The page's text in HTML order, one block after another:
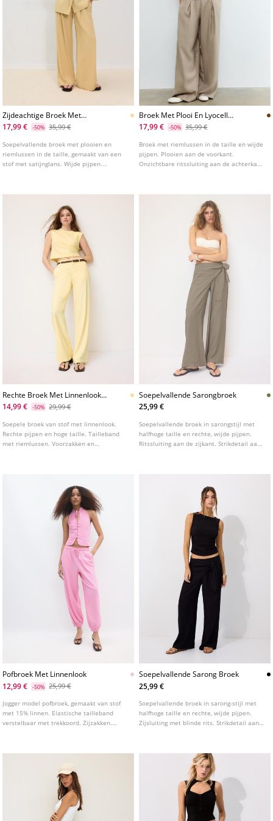
Zijdeachtige Broek Met
Plooien En Ketting
17,99 € -50% 35,99 €
Soepelvallende broek met plooien en
riemlussen in de taille, gemaakt van een
stof met satijnglans. Wijde pijpen.
Broek Met Plooi En Lyocell
Ketting
17,99 € -50% 35,99 €
Broek met riemlussen in de taille en wijde
pijpen. Plooien aan de voorkant.
Onzichtbare ritssluiting aan de achterkant.
Rechte Broek Met Linnenlook
En Riem
14,99 € -50% 29,99 €
Soepele broek van stof met linnenlook.
Rechte pijpen en hoge taille. Tailleband
met riemlussen. Voorzakken en
Soepelvallende Sarongbroek
25,99 €
Soepelvallende broek in sarongstijl met
halfhoge taille en rechte, wijde pijpen.
Ritssluiting aan de zijkant. Strikdetail aan
Pofbroek Met Linnenlook
12,99 €
-50% 25,99 €
Jogger model pofbroek, gemaakt van stof
met 15% linnen. Elastische tailleband
verstelbaar met trekkoord. Zijzakken.
Soepelvallende Sarong Broek
25,99 €
Soepelvallende broek in sarong-stijl met
halfhoge taille en rechte, wijde pijpen.
Zijsluiting met blinde rits. Strikdetail aan